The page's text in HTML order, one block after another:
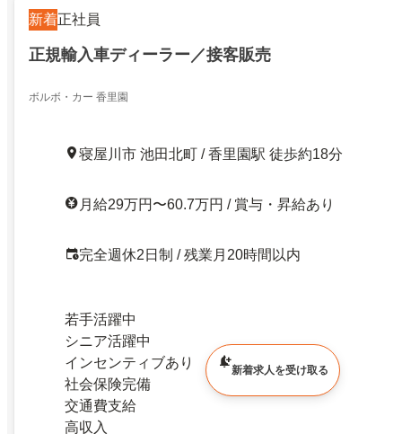
新着正社員
正規輸入車ディーラー／接客販売
ボルボ・カー 香里園
寝屋川市 池田北町 / 香里園駅 徒歩約18分
月給29万円〜60.7万円 / 賞与・昇給あり
完全週休2日制 / 残業月20時間以内
若手活躍中
シニア活躍中
インセンティブあり
社会保険完備
交通費支給
高収入
新着求人を受け取る